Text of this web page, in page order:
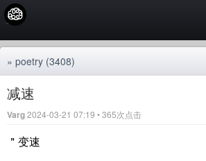
» poetry (3408)
减速
Varg2024-03-21 07:19 • 365次点击
＂变速